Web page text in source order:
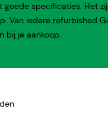
specificaties. Het
Van iedere refurbished
bij je aankoop.